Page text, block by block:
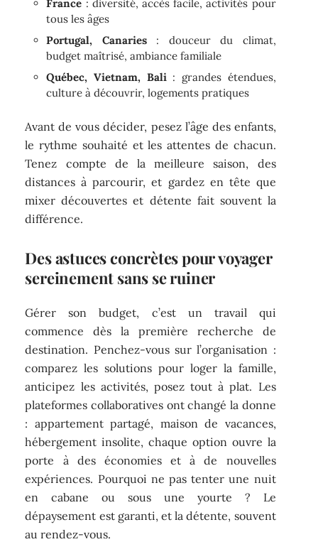
France : diversité, accès facile, activités pour
tous les âges
Portugal, Canaries: douceur du climat,
budget maîtrisé, ambiance familiale
Québec, Vietnam, Bali: grandes étendues,
culture à découvrir, logements pratiques
Avant de vous décider, pesez l’âge des enfants,
le rythme souhaité et les attentes de chacun.
Tenez compte de la meilleure saison, des
distances à parcourir, et gardez en tête que
mixer découvertes et détente fait souvent la
différence.
Des astuces concrètes pour voyager
sereinement sans se ruiner
Gérer son budget, c’est un travail qui
commence dès la première recherche de
destination. Penchez-vous sur l’organisation :
comparez les solutions pour loger la famille,
anticipez les activités, posez tout à plat. Les
plateformes collaboratives ont changé la donne
: appartement partagé, maison de vacances,
hébergement insolite, chaque option ouvre la
porte à des économies et à de nouvelles
expériences. Pourquoi ne pas tenter une nuit
en cabane ou sous une yourte ? Le
dépaysement est garanti, et la détente, souvent
au rendez-vous.